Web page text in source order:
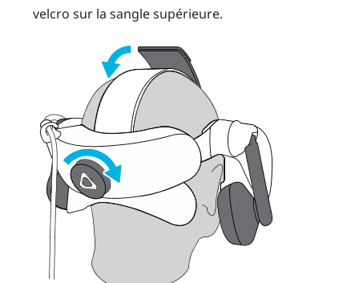
velcro sur la sangle supérieure.